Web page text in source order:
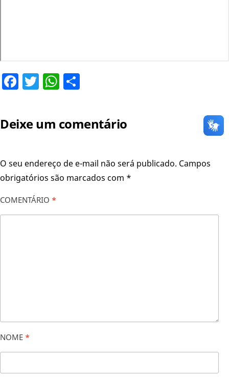
Facebook
TwitterWhatsApp
Deixe um comentário
O seu endereço de e-mail não será publicado. Campos
obrigatórios são marcados com *
COMENTÁRIO *
NOME *